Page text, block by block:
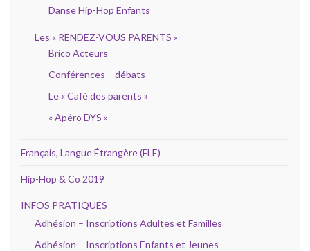
Danse Hip-Hop Enfants
Les « RENDEZ-VOUS PARENTS »
Brico Acteurs
Conférences – débats
Le « Café des parents »
« Apéro DYS »
Français, Langue Étrangère (FLE)
Hip-Hop & Co 2019
INFOS PRATIQUES
Adhésion – Inscriptions Adultes et Familles
Adhésion – Inscriptions Enfants et Jeunes